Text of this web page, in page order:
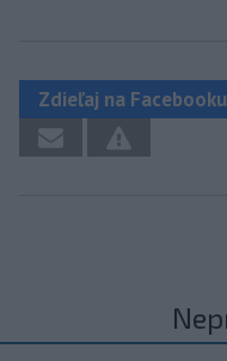
Zdieľaj na Facebooku